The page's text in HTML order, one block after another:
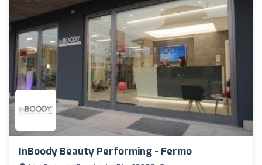
InBoody Beauty Performing - Fermo